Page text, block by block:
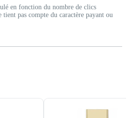
en fonction du nombre de clics
pas compte du caractère payant ou